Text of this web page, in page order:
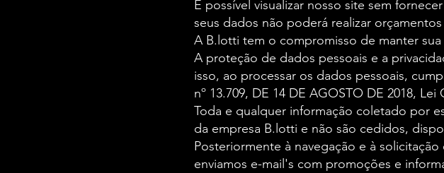
É possível visualizar nosso site sem
seus dados não poderá realizar
A B.lotti tem o compromisso de manter
A proteção de dados pessoais e a
isso, ao processar os dados pessoais,
nº 13.709, DE 14 DE AGOSTO DE 2018,
Toda e qualquer informação coletado por
da empresa B.lotti e não são cedidos,
Posteriormente à navegação e à
enviamos e-mail's com promoções e